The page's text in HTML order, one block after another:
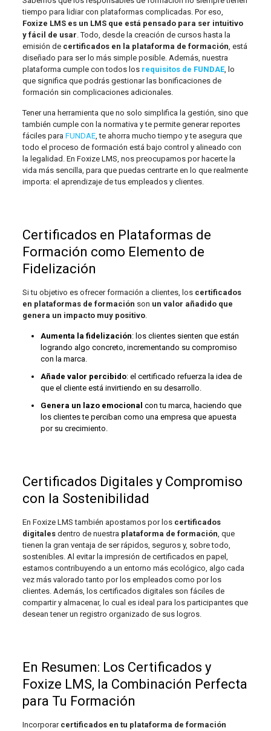
tiempo para lidiar con plataformas complicadas. Por eso,
Foxize LMS es un LMS que está pensado para ser intuitivo
y fácil de usar. Todo, desde la creación de cursos hasta la
emisión de certificados en la plataforma de formación, está
diseñado para ser lo más simple posible. Además, nuestra
plataforma cumple con todos los requisitos de FUNDAE, lo
que significa que podrás gestionar las bonificaciones de
formación sin complicaciones adicionales.
Tener una herramienta que no solo simplifica la gestión, sino que
también cumple con la normativa y te permite generar reportes
fáciles para FUNDAE, te ahorra mucho tiempo y te asegura que
todo el proceso de formación está bajo control y alineado con
la legalidad. En Foxize LMS, nos preocupamos por hacerte la
vida más sencilla, para que puedas centrarte en lo que realmente
importa: el aprendizaje de tus empleados y clientes.
Certificados en Plataformas de
Formación como Elemento de
Fidelización
Si tu objetivo es ofrecer formación a clientes, los certificados
en plataformas de formación son un valor añadido que
genera un impacto muy positivo.
Aumenta la fidelización: los clientes sienten que están
logrando algo concreto, incrementando su compromiso
con la marca.
Añade valor percibido: el certificado refuerza la idea de
que el cliente está invirtiendo en su desarrollo.
Genera un lazo emocional con tu marca, haciendo que
los clientes te perciban como una empresa que apuesta
por su crecimiento.
Certificados Digitales y Compromiso
con la Sostenibilidad
En Foxize LMS también apostamos por los certificados
digitalesdentro de nuestra plataforma de formación, que
tienen la gran ventaja de ser rápidos, seguros y, sobre todo,
sostenibles. Al evitar la impresión de certificados en papel,
estamos contribuyendo a un entorno más ecológico, algo cada
vez más valorado tanto por los empleados como por los
clientes. Además, los certificados digitales son fáciles de
compartir y almacenar, lo cual es ideal para los participantes que
desean tener un registro organizado de sus logros.
En Resumen: Los Certificados y
Foxize LMS, la Combinación Perfecta
para Tu Formación
Incorporar certificados en tu plataforma de formación